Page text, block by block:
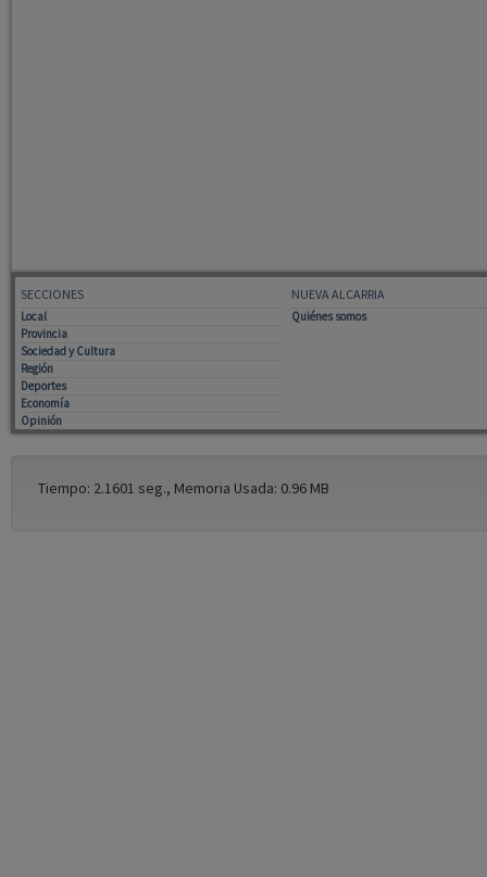
SECCIONES
Local
Provincia
Sociedad y Cultura
Región
Deportes
Economía
Opinión
NUEVA ALCARRIA
Quiénes somos
Tiempo: 2.1601 seg., Memoria Usada: 0.96 MB